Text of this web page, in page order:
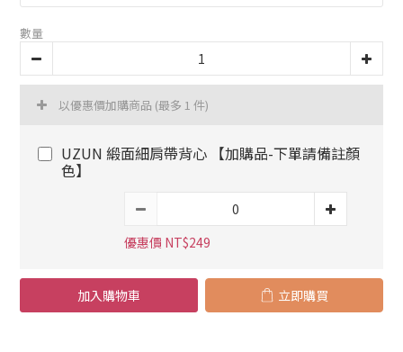
數量
以優惠價加購商品 (最多 1 件)
UZUN 緞面細肩帶背心 【加購品-下單請備註顏
色】
優惠價 NT$249
加入購物車 立即購買